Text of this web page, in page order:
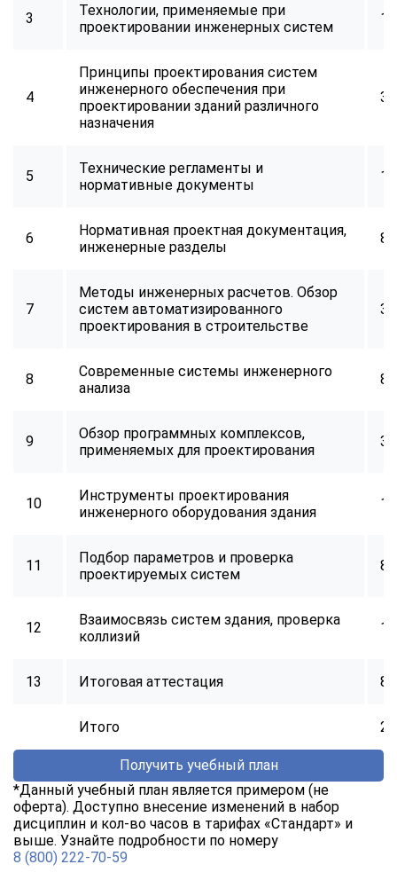
3
Технологии, применяемые при
проектировании инженерных систем
16
4
Принципы проектирования систем
инженерного обеспечения при
проектировании зданий различного
назначения
32
5
Технические регламенты и
нормативные документы
16
6
Нормативная проектная документация,
инженерные разделы
8
7
Методы инженерных расчетов. Обзор
систем автоматизированного
проектирования в строительстве
32
8
Современные системы инженерного
анализа
8
9
Обзор программных комплексов,
применяемых для проектирования
32
10
Инструменты проектирования
инженерного оборудования здания
16
11
Подбор параметров и проверка
проектируемых систем
8
12
Взаимосвязь систем здания, проверка
коллизий
16
13 Итоговая аттестация 8
Итого
Получить учебный план
*Данный учебный план является примером (не
оферта). Доступно внесение изменений в набор
дисциплин и кол-во часов в тарифах «Стандарт» и
выше. Узнайте подробности по номеру
8 (800) 222-70-59
ChatApp
online
Мессенджеры